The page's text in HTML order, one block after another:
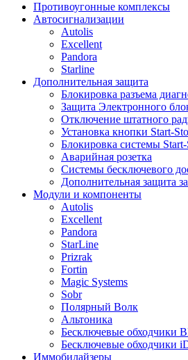
Противоугонные комплексы
Автосигнализации
Autolis
Excellent
Pandora
Starline
Дополнительная защита
Блокировка разъема
Защита Электронного
Отключение штатного
Установка кнопки Start-
Блокировка системы
Аварийная розетка
Системы бесключевого
Дополнительная защита
Модули и компоненты
Autolis
Excellent
Pandora
StarLine
Prizrak
Fortin
Magic Systems
Sobr
Полярный Волк
Альтоника
Бесключевые обходчики
Бесключевые обходчики
Иммобилайзеры